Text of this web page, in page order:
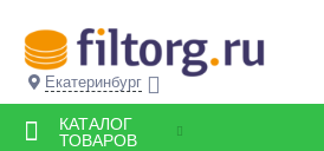
Екатеринбург
КАТАЛОГ
ТОВАРОВ